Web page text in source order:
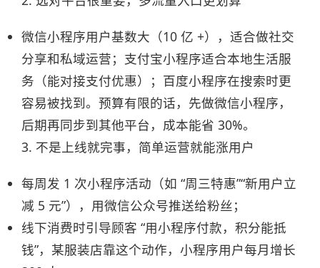
微信小程序用户基数大（10 亿 +），适合做社交
分享和私域运营；支付宝小程序适合本地生活服
务（能对接支付优惠）；百度小程序在搜索时更
容易被找到。预算有限的话，先做微信小程序，
后期再同步到其他平台，成本能省 30%。​
3. 不是上线就完事，简单运营就能涨用户​
每周发 1 次小程序活动（如 “周三特惠”“新用户立
减 5 元”），用微信公众号推送给粉丝；​
线下消费时引导顾客 “用小程序付款，积分能抵
钱”，某服装店靠这个动作，小程序用户每月增长